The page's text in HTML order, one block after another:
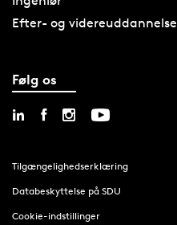
Efter- og videreuddannelse
Følg os
Tilgængelighedserklæring
Databeskyttelse på SDU
Cookie-indstillinger